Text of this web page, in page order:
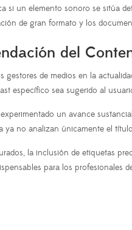
si un elemento sonoro se sitúa
de gran formato y los
del
gestores de medios en la
específico sea sugerido al
un avance
ya no analizan únicamente el
la inclusión de etiquetas
para los profesionales